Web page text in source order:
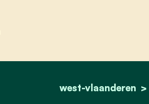
west-vlaanderen